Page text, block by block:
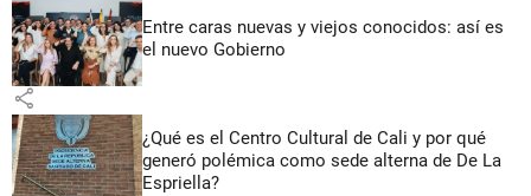
Entre caras nuevas y viejos conocidos: así es
el nuevo Gobierno
share
¿Qué es el Centro Cultural de Cali y por qué
generó polémica como sede alterna de De La
Espriella?